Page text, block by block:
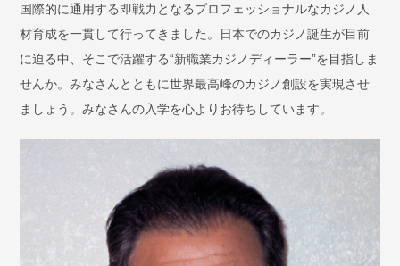
国際的に通用する即戦力となるプロフェッショナルなカジノ人
材育成を一貫して行ってきました。日本でのカジノ誕生が目前
に迫る中、そこで活躍する“新職業カジノディーラー”を目指しま
せんか。みなさんとともに世界最高峰のカジノ創設を実現させ
ましょう。みなさんの入学を心よりお待ちしています。